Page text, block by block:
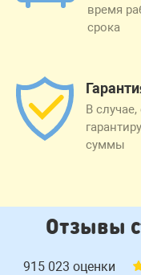
время
срока
В
суммы
Отзывы
915 023 оценки